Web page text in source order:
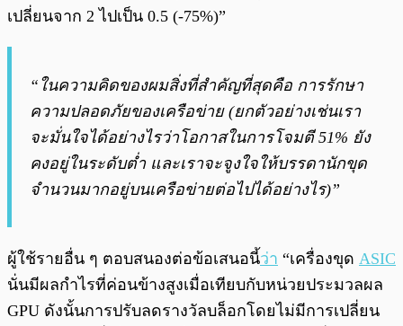
เปลี่ยนจาก 2 ไปเป็น 0.5 (-75%)”
“ในความคิดของผมสิ่งที่สำคัญที่สุดคือ การรักษา
ความปลอดภัยของเครือข่าย (ยกตัวอย่างเช่นเรา
จะมั่นใจได้อย่างไรว่าโอกาสในการโจมตี 51% ยัง
คงอยู่ในระดับต่ำ และเราจะจูงใจให้บรรดานักขุด
จำนวนมากอยู่บนเครือข่ายต่อไปได้อย่างไร)”
ผู้ใช้รายอื่น ๆ ตอบสนองต่อข้อเสนอนี้ว่า “เครื่องขุด ASIC
นั่นมีผลกำไรที่ค่อนข้างสูงเมื่อเทียบกับหน่วยประมวลผล
GPU ดังนั้นการปรับลดรางวัลบล็อกโดยไม่มีการเปลี่ยน